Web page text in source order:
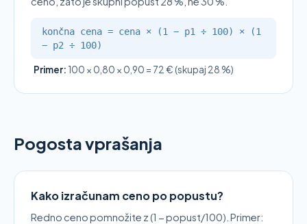
končna cena = cena × (1 − p1 ÷ 100) × (1
− p2 ÷ 100)
Primer: 100 × 0,80 × 0,90 = 72 € (skupaj 28 %)
Pogosta vprašanja
Kako izračunam ceno po popustu?
Redno ceno pomnožite z (1 − popust/100). Primer: